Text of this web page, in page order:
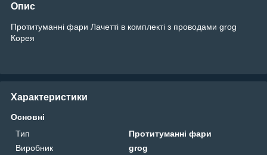
Опис
Протитуманні фари Лачетті в комплекті з проводами grog
Корея
Характеристики
Основні
Тип
Протитуманні фари
Виробник
grog